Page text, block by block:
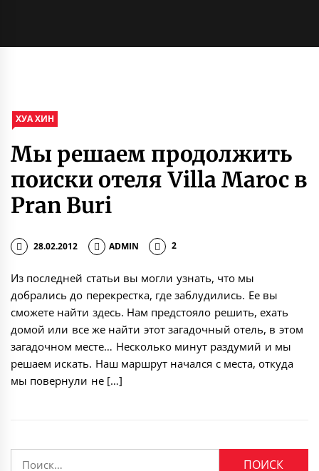
ХУА ХИН
Мы решаем продолжить
поиски отеля Villa Maroc в
Pran Buri
28.02.2012 ADMIN 2
Из последней статьи вы могли узнать, что мы
добрались до перекрестка, где заблудились. Ее вы
сможете найти здесь. Нам предстояло решить, ехать
домой или все же найти этот загадочный отель, в этом
загадочном месте… Несколько минут раздумий и мы
решаем искать. Наш маршрут начался с места, откуда
мы повернули не […]